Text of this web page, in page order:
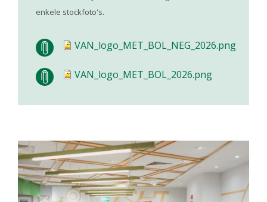
enkele stockfoto's.
VAN_logo_MET_BOL_NEG_2026.png
VAN_logo_MET_BOL_2026.png
Image